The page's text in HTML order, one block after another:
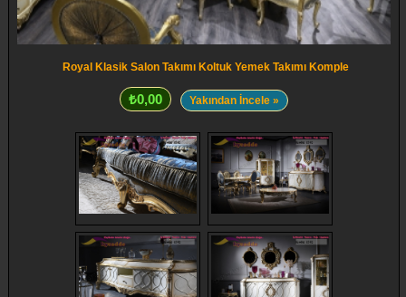
Royal Klasik Salon Takımı Koltuk Yemek Takımı Komple
₺0,00 Yakından İncele »